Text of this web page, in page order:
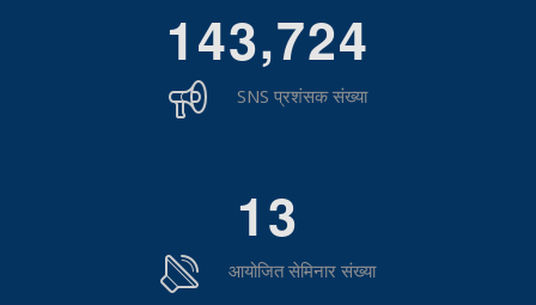
143,724
SNS प्रशंसक संख्या
13
आयोजित सेमिनार संख्या